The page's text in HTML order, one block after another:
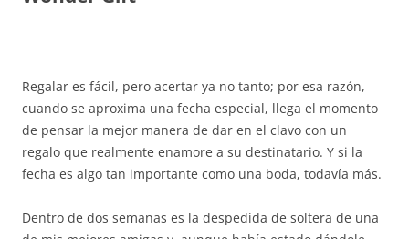
Regalar es fácil, pero acertar ya no tanto; por esa razón,
cuando se aproxima una fecha especial, llega el momento
de pensar la mejor manera de dar en el clavo con un
regalo que realmente enamore a su destinatario. Y si la
fecha es algo tan importante como una boda, todavía más.
Dentro de dos semanas es la despedida de soltera de una